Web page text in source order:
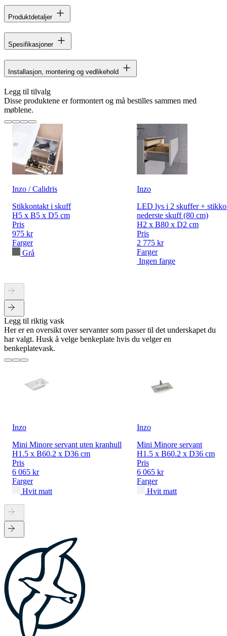
Produktdetaljer
Spesifikasjoner
Installasjon, montering og vedlikehold
Legg til tilvalg
Disse produktene er formontert og må bestilles sammen med
møblene.
Inzo / Calidris
Stikkontakt i skuff
H5 x B5 x D5 cm
Pris
975 kr
Farger
Grå
Inzo
LED lys i 2 skuffer +
nederste skuff (80 cm)
H2 x B80 x D2 cm
Pris
2 775 kr
Farger
Ingen farge
Legg til riktig vask
Her er en oversikt over servanter som passer til det underskapet du
har valgt. Husk å velge benkeplate hvis du velger en
benkeplatevask.
Inzo
Mini Minore servant uten kranhull
H1.5 x B60.2 x D36 cm
Pris
6 065 kr
Farger
Hvit matt
Inzo
Mini Minore servant
H1.5 x B60.2 x D36 cm
Pris
6 065 kr
Farger
Hvit matt